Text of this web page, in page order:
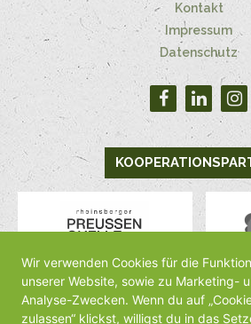
Wir verwenden Cookies für die Funktion
unserer Website, sowie zu Marketing-
Analyse-Zwecken. Wenn du auf
zulassen“ klickst, willigst du in das
Kontakt
Impressum
Datenschutz